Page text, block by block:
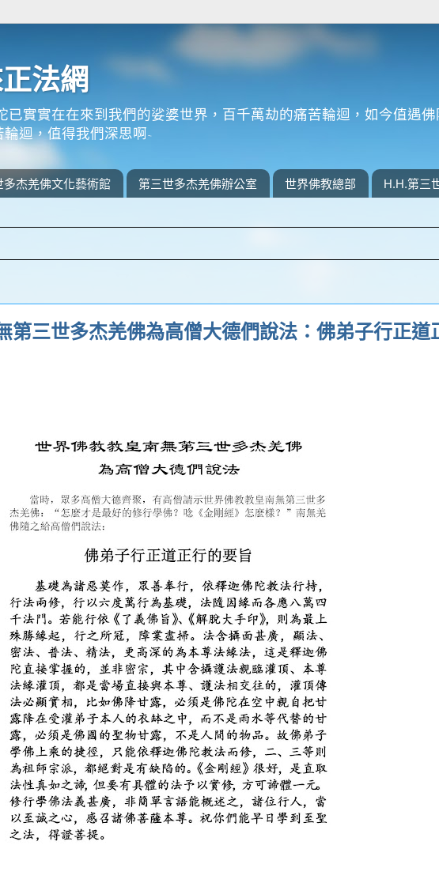
法網
實實在在來到我們的娑婆世界，百千萬劫的痛苦輪迴，如今值遇
迴，值得我們深思啊~
多杰羌佛文化藝術館 第三世多杰羌佛辦公室 世界佛教總部 H.H.第三
第三世多杰羌佛為高僧大德們說法：佛弟子行正道